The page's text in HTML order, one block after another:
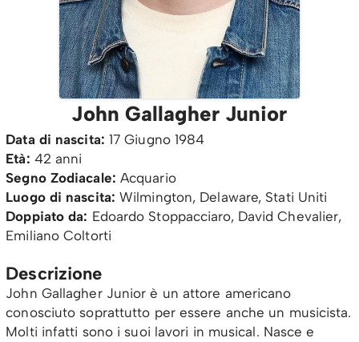
John Gallagher Junior
Data di nascita: 17 Giugno 1984
Età: 42 anni
Segno Zodiacale: Acquario
Luogo di nascita:Wilmington, Delaware, Stati Uniti
Doppiato da: Edoardo Stoppacciaro, David Chevalier,
Emiliano Coltorti
Descrizione
John Gallagher Junior è un attore americano
conosciuto soprattutto per essere anche un musicista.
Molti infatti sono i suoi lavori in musical. Nasce e